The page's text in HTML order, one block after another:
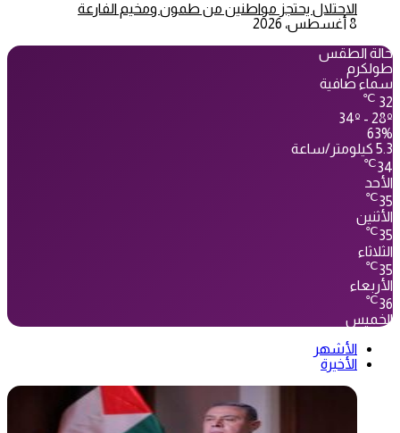
الاحتلال يحتجز مواطنين من طمون ومخيم الفارعة
8 أغسطس، 2026
حالة الطقس
طولكرم
سماء صافية
32
℃
34º - 28º
63%
5.3 كيلومتر/ساعة
34
℃
الأحد
35
℃
الأثنين
35
℃
الثلاثاء
35
℃
الأربعاء
36
℃
الخميس
الأشهر
الأخيرة